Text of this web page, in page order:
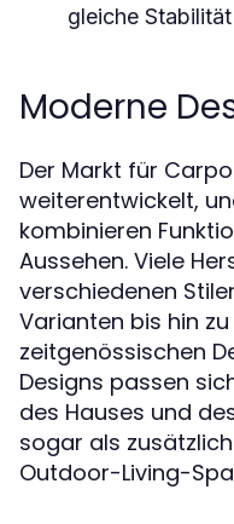
gleiche
Moderne
Der Markt für
weiterentwickelt,
kombinieren
Aussehen. Viele
verschiedenen
Varianten bis hin
zeitgenössischen
Designs passen
des Hauses und
sogar als
Outdoor-Living-